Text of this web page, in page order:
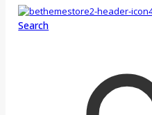
Search